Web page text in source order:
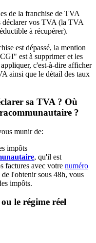
de la franchise de TVA
déclarer vos TVA (la TVA
à récupérer).
est dépassé, la mention
est à supprimer et les
c'est-à-dire afficher
ainsi que le détail des taux
sa TVA ? Où
?
munir de:
impôts
, qu'il est
factures avec votre numéro
l'obtenir sous 48h, vous
impôts.
le régime réel